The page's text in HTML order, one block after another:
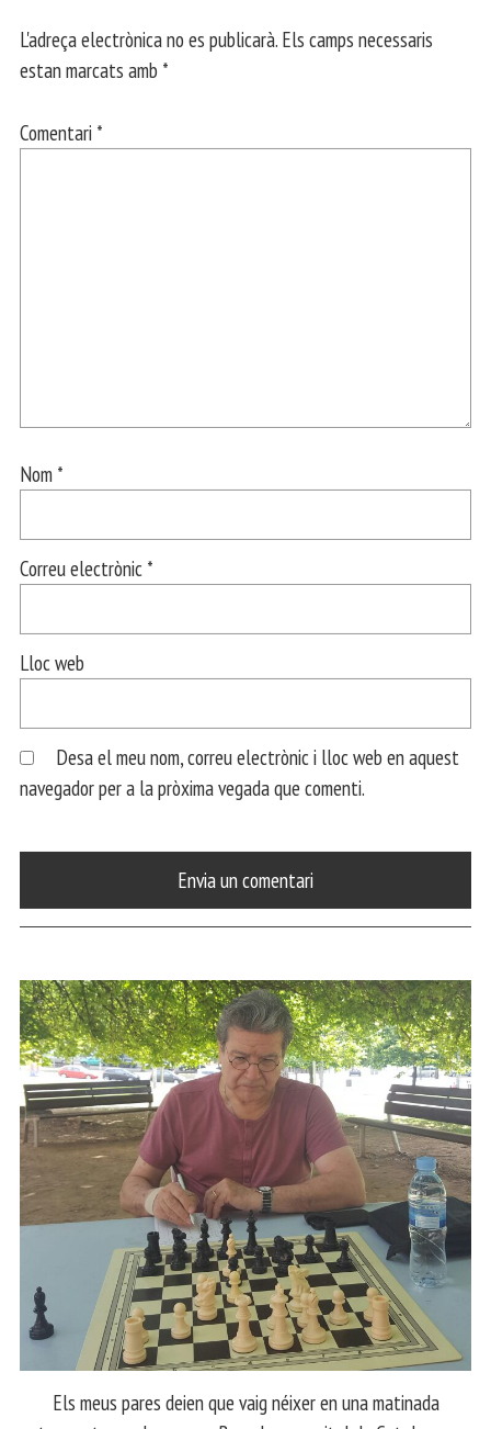
L'adreça electrònica no es publicarà. Els camps necessaris
estan marcats amb *
Comentari *
Nom *
Correu electrònic *
Lloc web
Desa el meu nom, correu electrònic i lloc web en aquest
navegador per a la pròxima vegada que comenti.
Els meus pares deien que vaig néixer en una matinada